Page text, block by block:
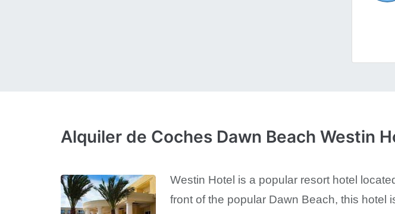
Alquiler de Coches Dawn Beach Westin
Westin Hotel is a popular resort hotel
front of the popular Dawn Beach, this hotel